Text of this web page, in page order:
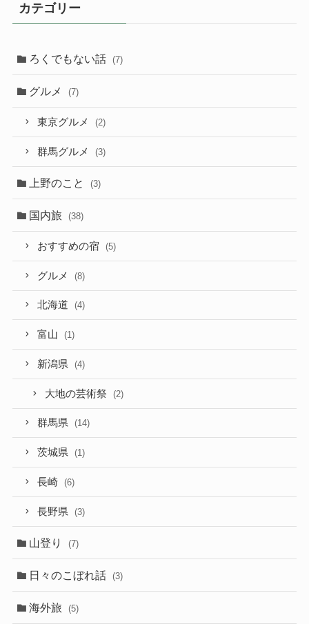
カテゴリー
ろくでもない話 (7)
グルメ (7)
東京グルメ (2)
群馬グルメ (3)
上野のこと (3)
国内旅 (38)
おすすめの宿 (5)
グルメ (8)
北海道 (4)
富山 (1)
新潟県 (4)
大地の芸術祭 (2)
群馬県 (14)
茨城県 (1)
長崎 (6)
長野県 (3)
山登り (7)
日々のこぼれ話 (3)
海外旅 (5)